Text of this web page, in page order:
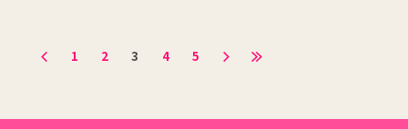
1 2 3 4 5